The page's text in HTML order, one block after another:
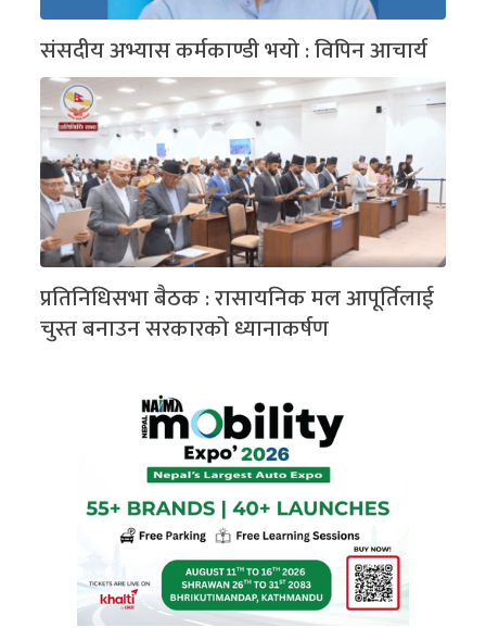
संसदीय अभ्यास कर्मकाण्डी भयो : विपिन आचार्य
प्रतिनिधिसभा बैठक : रासायनिक मल आपूर्तिलाई
चुस्त बनाउन सरकारको ध्यानाकर्षण